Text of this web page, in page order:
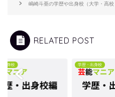
嶋崎斗亜の学歴や出身校（大学・高
RELATED POST
出身校 学歴・出身校